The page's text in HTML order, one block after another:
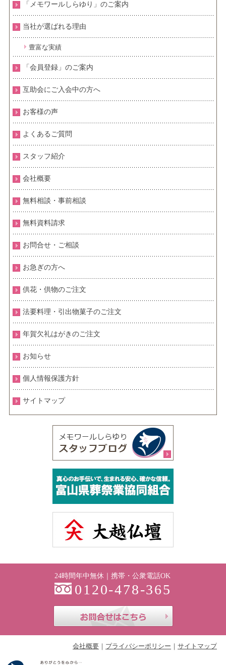
「メモワールしらゆり」のご案内
当社が選ばれる理由
豊富な実績
「会員登録」のご案内
互助会にご入会中の方へ
お客様の声
よくあるご質問
スタッフ紹介
会社概要
無料相談・事前相談
無料資料請求
お問合せ・ご相談
お急ぎの方へ
供花・供物のご注文
法要料理・引出物菓子のご注文
年賀欠礼はがきのご注文
お知らせ
個人情報保護方針
サイトマップ
24時間年中無休｜携帯・公衆電話OK
0120-478-365
会社概要 プライバシーポリシー サイトマップ